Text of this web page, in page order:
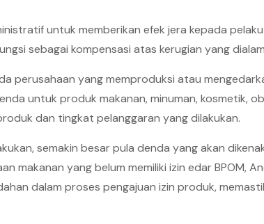
untuk memberikan efek jera kepada
sebagai kompensasi atas kerugian yang
perusahaan yang memproduksi atau
untuk produk makanan, minuman, kosmetik,
dan tingkat pelanggaran yang dilakukan.
semakin besar pula denda yang akan
makanan yang belum memiliki izin edar BPOM,
dalam proses pengajuan izin produk,